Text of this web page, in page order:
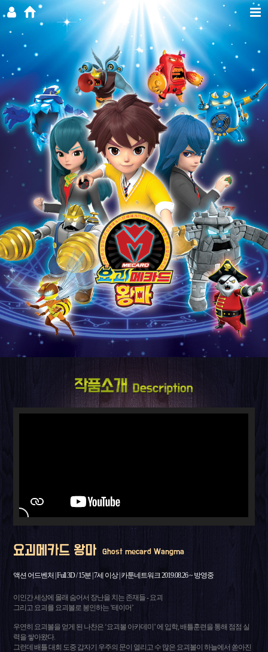
요괴메카드 왕마 Ghost mecard Wangma
액션 어드벤처 | Full 3D / 15분 | 7세 이상 | 카툰네트워크 2019.08.26 ~ 방영중
이인간 세상에 몰래 숨어서 장난을 치는 존재들 - 요괴
그리고 요괴를 요괴볼로 봉인하는 ‘테이머’
우연히 요괴볼을 얻게 된 나찬은 ‘요괴볼 아카데미’ 에 입학, 배틀훈련을 통해 점점 실
력을 쌓아왔다.
그런데 배틀 대회 도중 갑자기 우주의 문이 열리고 수 많은 요괴볼이 하늘에서 쏟아진